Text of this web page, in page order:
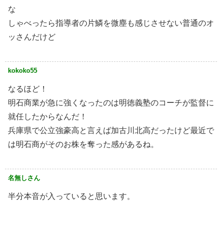
な
しゃべったら指導者の片鱗を微塵も感じさせない普通のオ
ッさんだけど
kokoko55
なるほど！
明石商業が急に強くなったのは明徳義塾のコーチが監督に
就任したからなんだ！
兵庫県で公立強豪高と言えば加古川北高だったけど最近で
は明石商がそのお株を奪った感があるね。
名無しさん
半分本音が入っていると思います。